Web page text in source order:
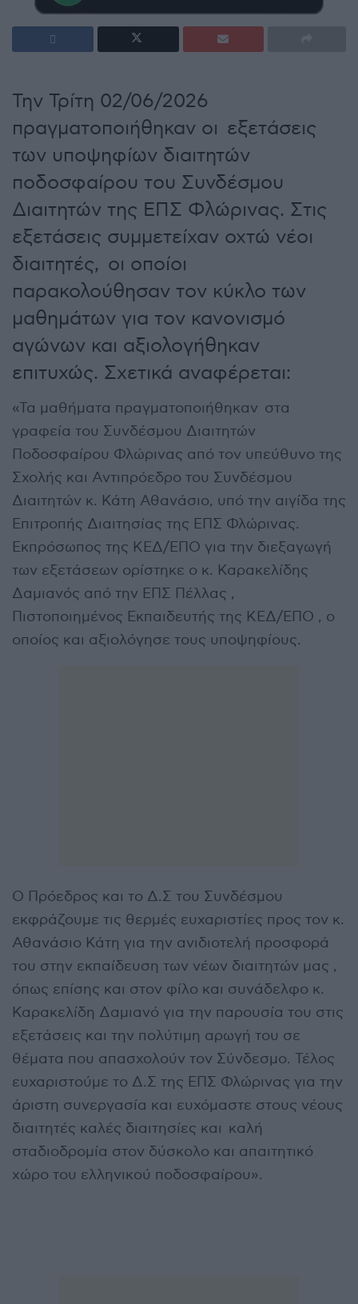
Την Τρίτη 02/06/2026
πραγματοποιήθηκαν οι εξετάσεις
των υποψηφίων διαιτητών
ποδοσφαίρου του Συνδέσμου
Διαιτητών της ΕΠΣ Φλώρινας. Στις
εξετάσεις συμμετείχαν οχτώ νέοι
διαιτητές, οι οποίοι
παρακολούθησαν τον κύκλο των
μαθημάτων για τον κανονισμό
αγώνων και αξιολογήθηκαν
επιτυχώς. Σχετικά αναφέρεται:
«Τα μαθήματα πραγματοποιήθηκαν στα
γραφεία του Συνδέσμου Διαιτητών
Ποδοσφαίρου Φλώρινας από τον υπεύθυνο της
Σχολής και Αντιπρόεδρο του Συνδέσμου
Διαιτητών κ. Κάτη Αθανάσιο, υπό την αιγίδα της
Επιτροπής Διαιτησίας της ΕΠΣ Φλώρινας.
Εκπρόσωπος της ΚΕΔ/ΕΠΟ για την διεξαγωγή
των εξετάσεων ορίστηκε ο κ. Καρακελίδης
Δαμιανός από την ΕΠΣ Πέλλας ,
Πιστοποιημένος Εκπαιδευτής της ΚΕΔ/ΕΠΟ , ο
οποίος και αξιολόγησε τους υποψηφίους.
Ο Πρόεδρος και το Δ.Σ του Συνδέσμου
εκφράζουμε τις θερμές ευχαριστίες προς τον κ.
Αθανάσιο Κάτη για την ανιδιοτελή προσφορά
του στην εκπαίδευση των νέων διαιτητών μας ,
όπως επίσης και στον φίλο και συνάδελφο κ.
Καρακελίδη Δαμιανό για την παρουσία του στις
εξετάσεις και την πολύτιμη αρωγή του σε
θέματα που απασχολούν τον Σύνδεσμο. Τέλος
ευχαριστούμε το Δ.Σ της ΕΠΣ Φλώρινας για την
άριστη συνεργασία και ευχόμαστε στους νέους
διαιτητές καλές διαιτησίες και καλή
σταδιοδρομία στον δύσκολο και απαιτητικό
χώρο του ελληνικού ποδοσφαίρου».